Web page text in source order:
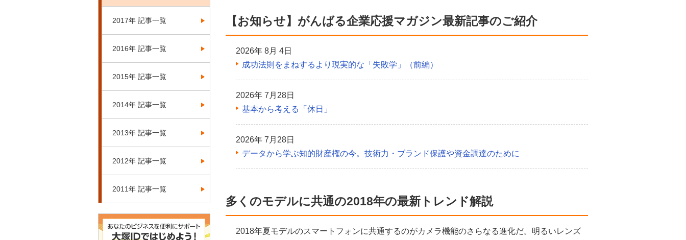
【お知らせ】がんばる企業応援マガジン最新記事のご紹介
2026年 8月 4日
成功法則をまねするより現実的な「失敗学」（前編）
2026年 7月28日
基本から考える「休日」
2026年 7月28日
データから学ぶ知的財産権の今。技術力・ブランド保護や資金調達のために
多くのモデルに共通の2018年の最新トレンド解説
2018年夏モデルのスマートフォンに共通するのがカメラ機能のさらなる進化だ。明るいレンズ
2017年 記事一覧
2016年 記事一覧
2015年 記事一覧
2014年 記事一覧
2013年 記事一覧
2012年 記事一覧
2011年 記事一覧